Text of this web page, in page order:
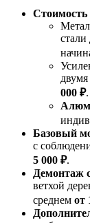
Стоимость
000 ₽.
Базовый
с
5 000 ₽.
Демонтаж
ветхой
среднем от